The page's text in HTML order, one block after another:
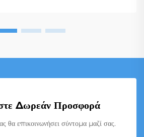
Δωρεάν Προσφορά
επικοινωνήσει σύντομα μαζί σας.